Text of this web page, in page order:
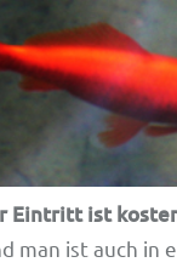
Eintritt ist
man ist auch in